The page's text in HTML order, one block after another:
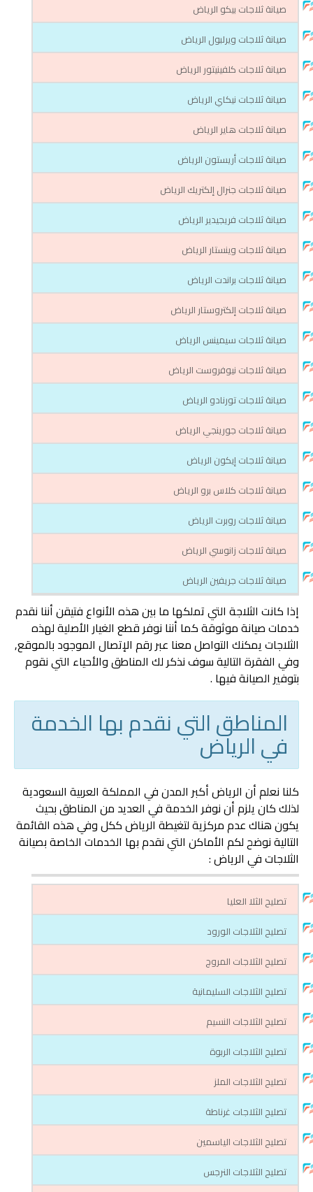
صيانة ثلاجات بيكو الرياض
صيانة ثلاجات ويرلبول الرياض
صيانة ثلاجات كلفينيتور الرياض
صيانة ثلاجات نيكاي الرياض
صيانة ثلاجات هاير الرياض
صيانة ثلاجات أريستون الرياض
صيانة ثلاجات جنرال إلكتريك الرياض
صيانة ثلاجات فريجيدير الرياض
صيانة ثلاجات وينستار الرياض
صيانة ثلاجات براندت الرياض
صيانة ثلاجات إلكتروستار الرياض
صيانة ثلاجات سيمينس الرياض
صيانة ثلاجات نيوفروست الرياض
صيانة ثلاجات تورنادو الرياض
صيانة ثلاجات جورينجي الرياض
صيانة ثلاجات إيكون الرياض
صيانة ثلاجات كلاس برو الرياض
صيانة ثلاجات روبرت الرياض
صيانة ثلاجات زانوسي الرياض
صيانة ثلاجات جريفين الرياض
إذا كانت الثلاجة التي تملكها ما بين هذه الأنواع فتيقن أننا نقدم
خدمات صيانة موثوقة كما أننا نوفر قطع الغيار الأصلية لهذه
الثلاجات يمكنك التواصل معنا عبر رقم الإتصال الموجود بالموقع,
وفي الفقرة التالية سوف نذكر لك المناطق والأحياء التي نقوم
بتوفير الصيانة فيها .
المناطق التي نقدم بها الخدمة
في الرياض
كلنا نعلم أن الرياض أكبر المدن في المملكة العربية السعودية
لذلك كان يلزم أن نوفر الخدمة في العديد من المناطق بحيث
يكون هناك عدم مركزية لتغيطة الرياض ككل وفي هذه القائمة
التالية نوضح لكم الأماكن التي نقدم بها الخدمات الخاصة بصيانة
الثلاجات في الرياض :
تصليح الثلا العليا
تصليح الثلاجات الورود
تصليح الثلاجات المروج
تصليح الثلاجات السليمانية
تصليح الثلاجات النسيم
تصليح الثلاجات الربوة
تصليح الثلاجات الملز
تصليح الثلاجات غرناطة
تصليح الثلاجات الياسمين
تصليح الثلاجات النرجس